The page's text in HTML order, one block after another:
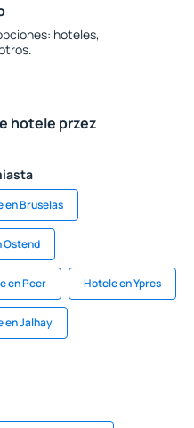
hoteles,
hotele przez
en Bruselas
Ostend
en Peer Hotele en Ypres
en Jalhay